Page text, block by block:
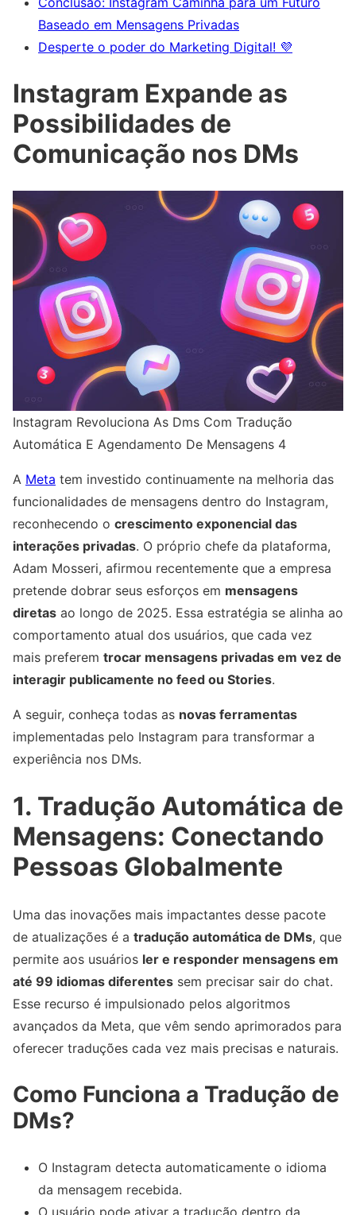
Baseado em Mensagens Privadas
Desperte o poder do Marketing Digital! 💜
Instagram Expande as
Possibilidades de
Comunicação nos DMs
Instagram Revoluciona As Dms Com Tradução
Automática E Agendamento De Mensagens 4
A Meta tem investido continuamente na melhoria das
funcionalidades de mensagens dentro do Instagram,
reconhecendo o crescimento exponencial das
interações privadas. O próprio chefe da plataforma,
Adam Mosseri, afirmou recentemente que a empresa
pretende dobrar seus esforços em mensagens
diretas ao longo de 2025. Essa estratégia se alinha ao
comportamento atual dos usuários, que cada vez
mais preferem trocar mensagens privadas em vez de
interagir publicamente no feed ou Stories.
A seguir, conheça todas as novas ferramentas
implementadas pelo Instagram para transformar a
experiência nos DMs.
1. Tradução Automática de
Mensagens: Conectando
Pessoas Globalmente
Uma das inovações mais impactantes desse pacote
de atualizações é a tradução automática de DMs, que
permite aos usuários ler e responder mensagens em
até 99 idiomas diferentes sem precisar sair do chat.
Esse recurso é impulsionado pelos algoritmos
avançados da Meta, que vêm sendo aprimorados para
oferecer traduções cada vez mais precisas e naturais.
Como Funciona a Tradução de
DMs?
O Instagram detecta automaticamente o idioma
da mensagem recebida.
O usuário pode ativar a tradução dentro da